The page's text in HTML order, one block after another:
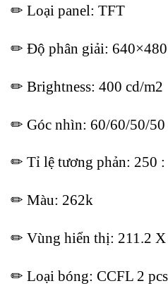
✏ Loại panel: TFT
✏ Độ phân giải: 640×480
✏ Brightness: 400 cd/m2
✏ Góc nhìn: 60/60/50/50
✏ Tỉ lệ tương phản: 250 :
✏ Màu: 262k
✏ Vùng hiển thị: 211.2 X
✏ Loại bóng: CCFL 2